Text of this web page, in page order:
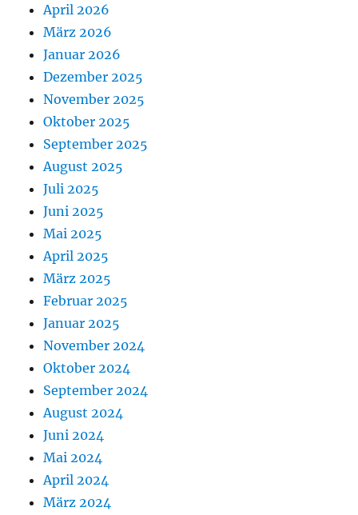
April 2026
März 2026
Januar 2026
Dezember 2025
November 2025
Oktober 2025
September 2025
August 2025
Juli 2025
Juni 2025
Mai 2025
April 2025
März 2025
Februar 2025
Januar 2025
November 2024
Oktober 2024
September 2024
August 2024
Juni 2024
Mai 2024
April 2024
März 2024